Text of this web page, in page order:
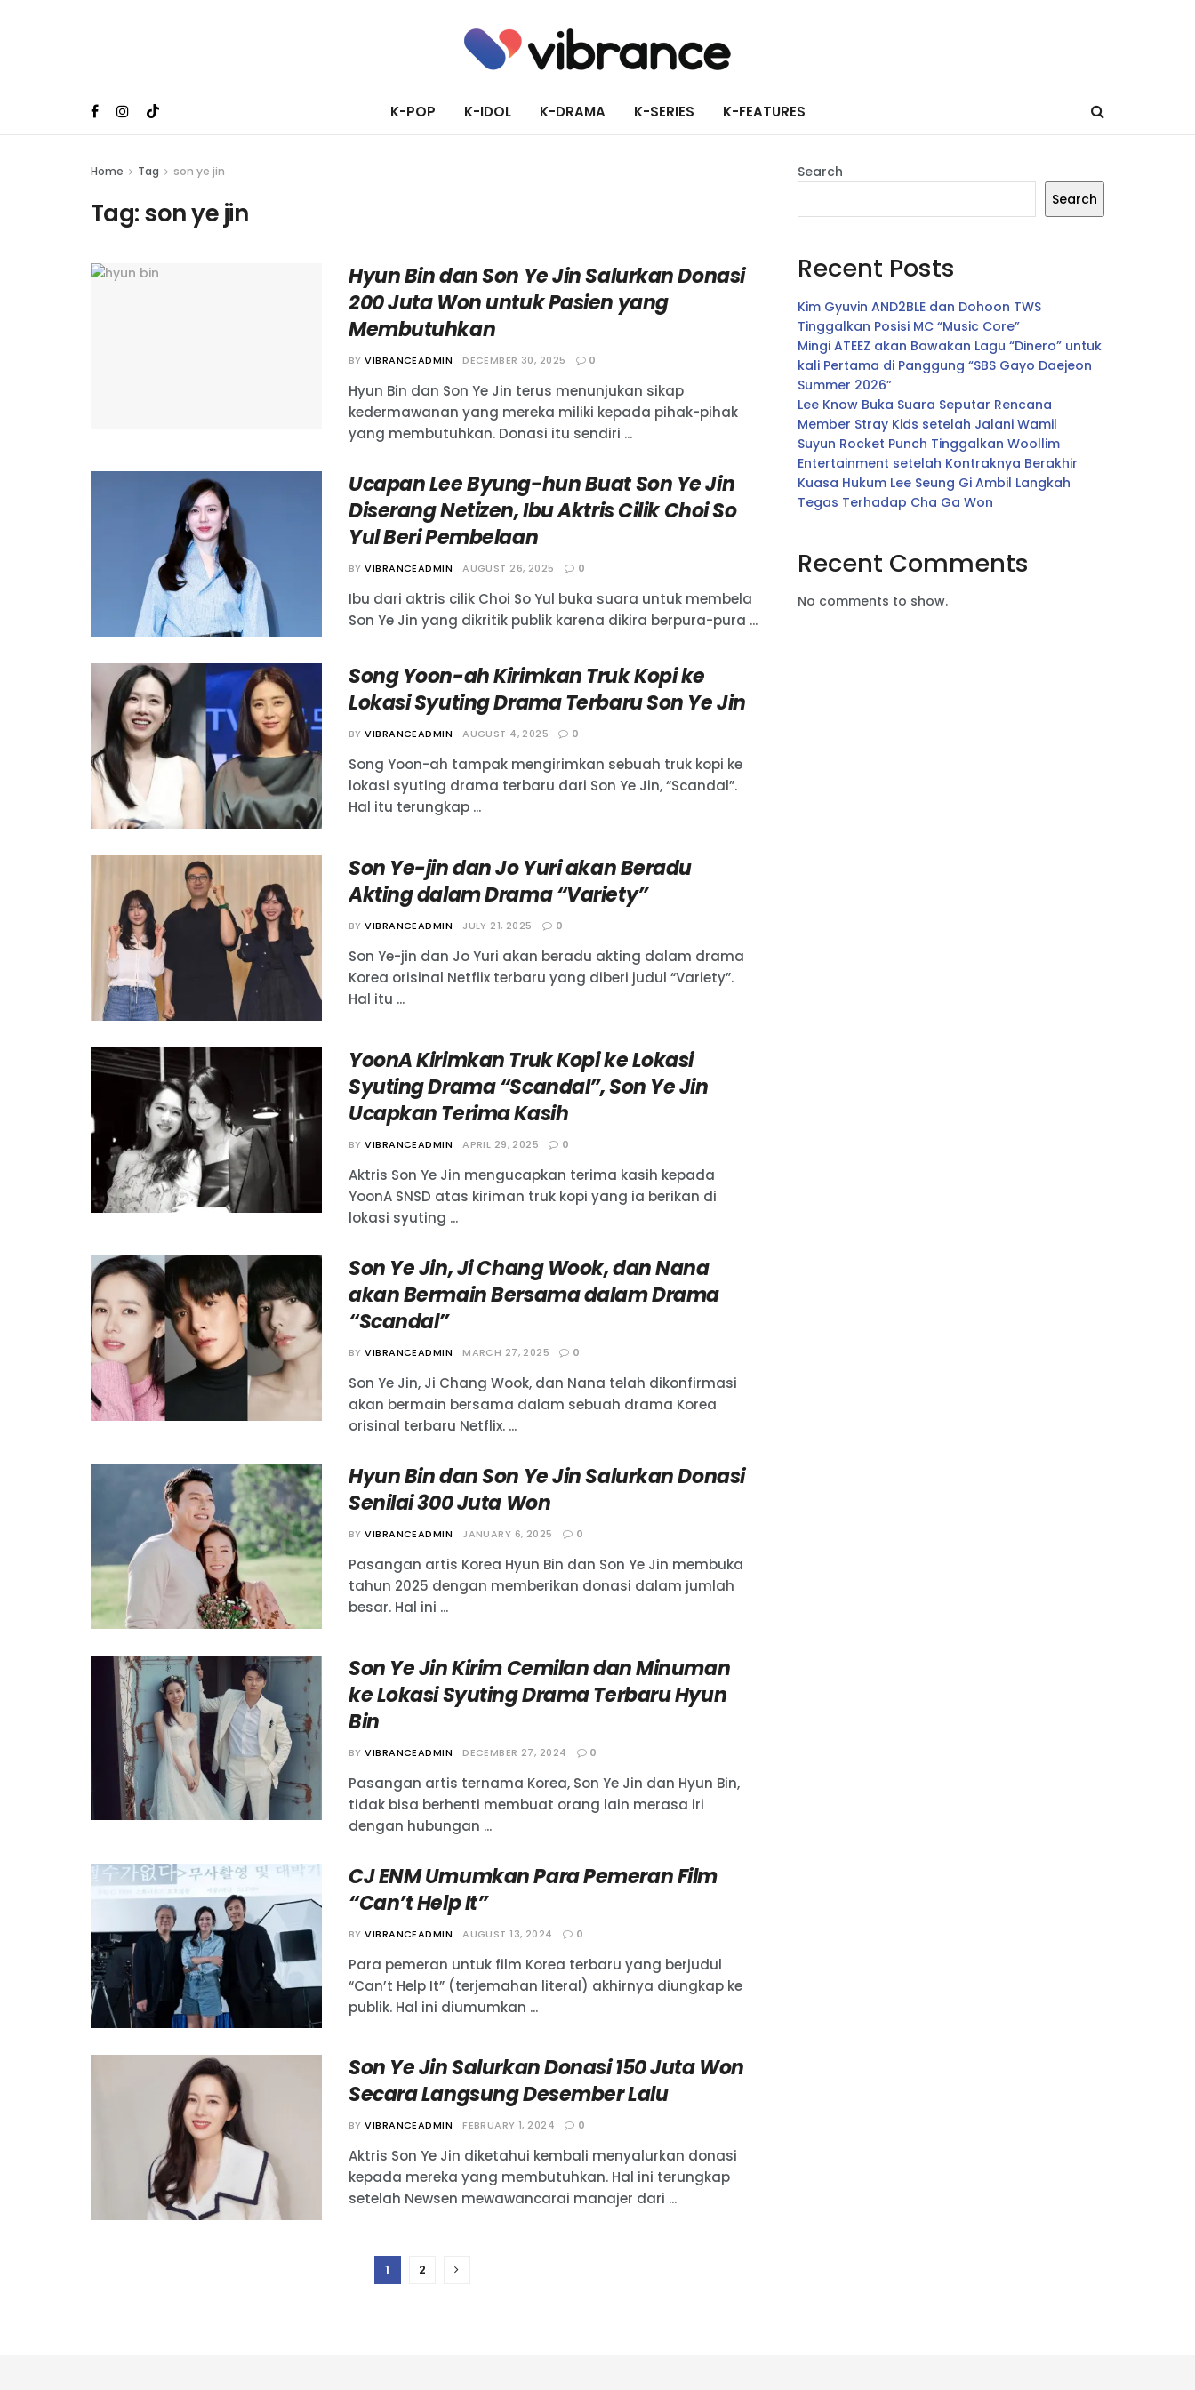
K-POP K-IDOL K-DRAMA K-SERIES K-FEATURES
Home Tag son ye jin
Tag:son ye jin
Hyun Bin dan Son Ye Jin Salurkan Donasi
200 Juta Won untuk Pasien yang
Membutuhkan
BY VIBRANCEADMIN DECEMBER 30, 2025 0
Hyun Bin dan Son Ye Jin terus menunjukan sikap
kedermawanan yang mereka miliki kepada pihak-pihak
yang membutuhkan. Donasi itu sendiri ...
Ucapan Lee Byung-hun Buat Son Ye Jin
Diserang Netizen, Ibu Aktris Cilik Choi So
Yul Beri Pembelaan
BY VIBRANCEADMIN AUGUST 26, 2025 0
Ibu dari aktris cilik Choi So Yul buka suara untuk membela
Son Ye Jin yang dikritik publik karena dikira berpura-pura ...
Song Yoon-ah Kirimkan Truk Kopi ke
Lokasi Syuting Drama Terbaru Son Ye Jin
BY VIBRANCEADMIN AUGUST 4, 2025 0
Song Yoon-ah tampak mengirimkan sebuah truk kopi ke
lokasi syuting drama terbaru dari Son Ye Jin, “Scandal”.
Hal itu terungkap ...
Son Ye-jin dan Jo Yuri akan Beradu
Akting dalam Drama “Variety”
BY VIBRANCEADMIN JULY 21, 2025 0
Son Ye-jin dan Jo Yuri akan beradu akting dalam drama
Korea orisinal Netflix terbaru yang diberi judul “Variety”.
Hal itu ...
YoonA Kirimkan Truk Kopi ke Lokasi
Syuting Drama “Scandal”, Son Ye Jin
Ucapkan Terima Kasih
BY VIBRANCEADMIN APRIL 29, 2025 0
Aktris Son Ye Jin mengucapkan terima kasih kepada
YoonA SNSD atas kiriman truk kopi yang ia berikan di
lokasi syuting ...
Son Ye Jin, Ji Chang Wook, dan Nana
akan Bermain Bersama dalam Drama
“Scandal”
BY VIBRANCEADMIN MARCH 27, 2025 0
Son Ye Jin, Ji Chang Wook, dan Nana telah dikonfirmasi
akan bermain bersama dalam sebuah drama Korea
orisinal terbaru Netflix. ...
Hyun Bin dan Son Ye Jin Salurkan Donasi
Senilai 300 Juta Won
BY VIBRANCEADMIN JANUARY 6, 2025 0
Pasangan artis Korea Hyun Bin dan Son Ye Jin membuka
tahun 2025 dengan memberikan donasi dalam jumlah
besar. Hal ini ...
Son Ye Jin Kirim Cemilan dan Minuman
ke Lokasi Syuting Drama Terbaru Hyun
Bin
BY VIBRANCEADMIN DECEMBER 27, 2024 0
Pasangan artis ternama Korea, Son Ye Jin dan Hyun Bin,
tidak bisa berhenti membuat orang lain merasa iri
dengan hubungan ...
CJ ENM Umumkan Para Pemeran Film
“Can’t Help It”
BY VIBRANCEADMIN AUGUST 13, 2024 0
Para pemeran untuk film Korea terbaru yang berjudul
“Can’t Help It” (terjemahan literal) akhirnya diungkap ke
publik. Hal ini diumumkan ...
Son Ye Jin Salurkan Donasi 150 Juta Won
Secara Langsung Desember Lalu
BY VIBRANCEADMIN FEBRUARY 1, 2024 0
Aktris Son Ye Jin diketahui kembali menyalurkan donasi
kepada mereka yang membutuhkan. Hal ini terungkap
setelah Newsen mewawancarai manajer dari ...
1 2
Search
Search
Recent Posts
Kim Gyuvin AND2BLE dan Dohoon TWS
Tinggalkan Posisi MC “Music Core”
Mingi ATEEZ akan Bawakan Lagu “Dinero” untuk
kali Pertama di Panggung “SBS Gayo Daejeon
Summer 2026”
Lee Know Buka Suara Seputar Rencana
Member Stray Kids setelah Jalani Wamil
Suyun Rocket Punch Tinggalkan Woollim
Entertainment setelah Kontraknya Berakhir
Kuasa Hukum Lee Seung Gi Ambil Langkah
Tegas Terhadap Cha Ga Won
Recent Comments
No comments to show.